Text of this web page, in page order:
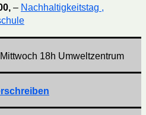
, – Nachhaltigkeitstag ,
18h Umweltzentrum